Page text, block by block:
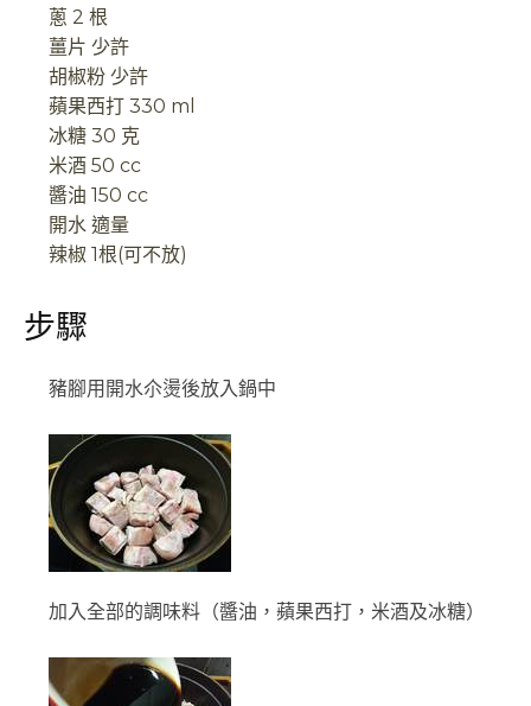
蔥 2 根
薑片 少許
胡椒粉 少許
蘋果西打 330 ml
冰糖 30 克
米酒 50 cc
醬油 150 cc
開水 適量
辣椒 1根(可不放)
步驟
豬腳用開水尒燙後放入鍋中
加入全部的調味料（醬油，蘋果西打，米酒及冰糖）